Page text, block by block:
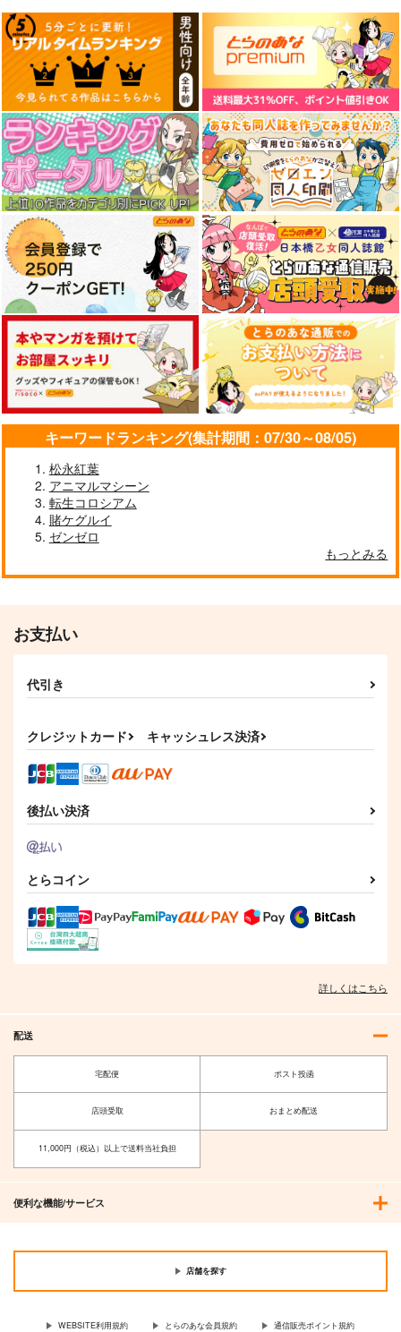
キーワードランキング(集計期間：07/30～08/05)
松永紅葉
アニマルマシーン
転生コロシアム
賭ケグルイ
ゼンゼロ
もっとみる
お支払い
代引き
クレジットカード キャッシュレス決済
後払い決済
とらコイン
詳しくはこちら
配送
宅配便 ポスト投函
店頭受取 おまとめ配送
11,000円（税込）以上で送料当社負担
便利な機能/サービス
店舗を探す
WEBSITE利用規約 とらのあな会員規約 通信販売ポイント規約